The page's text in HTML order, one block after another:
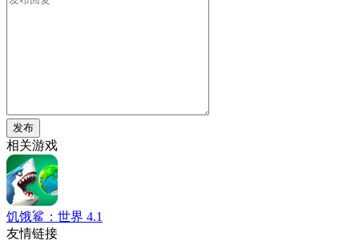
发布
相关游戏
饥饿鲨：世界 4.1
友情链接